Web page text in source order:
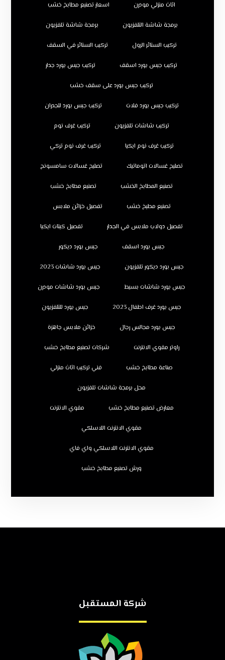
اثاث منزلي مودرن اسعار تصنيع مطابخ خشب
برمجة شاشة التلفزيون برمجة شاشة تلفزيون
تركيب الستائر الرول تركيب الستائر في السقف
تركيب جبس بورد اسقف تركيب جبس بورد جدار
تركيب جبس بورد على سقف خشب
تركيب جبس بورد فلات تركيب جبس بورد للجدران
تركيب شاشات تلفزيون تركيب غرف نوم
تركيب غرف نوم ايكيا تركيب غرف نوم تركي
تصليح غسالات اتوماتيك تصليح غسالات سامسونج
تصنيع المطابخ الخشب تصنيع مطابخ خشب
تصنيع مطبخ خشب تفصيل خزائن ملابس
تفصيل دولاب ملابس في الجدار تفصيل كبتات ايكيا
جبس بورد اسقف جبس بورد ديكور
جبس بورد ديكور تلفزيون جبس بورد شاشات 2023
جبس بورد شاشات بسيط جبس بورد شاشات مودرن
جبس بورد غرف اطفال 2023 جبس بورد للتلفزيون
جبس بورد مجالس رجال خزائن ملابس جاهزة
راوتر مقوي الانترنت شركات تصنيع مطابخ خشب
صناعة مطابخ خشب فني تركيب اثاث منزلي
محل برمجة شاشات تلفزيون
معارض تصنيع مطابخ خشب مقوي الانترنت
مقوي الانترنت اللاسلكي
مقوي الانترنت اللاسلكي واي فاي
ورش تصنيع مطابخ خشب
شركة المستقبل